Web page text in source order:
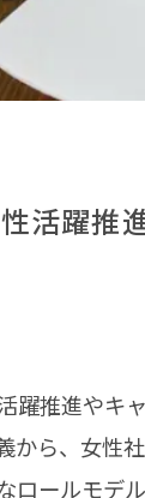
活躍推
躍推進やキ
から、女性
ールモデ